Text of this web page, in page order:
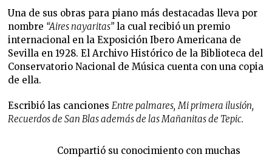
Una de sus obras para piano más destacadas lleva por
nombre “Aires nayaritas” la cual recibió un premio
internacional en la Exposición Ibero Americana de
Sevilla en 1928. El Archivo Histórico de la Biblioteca del
Conservatorio Nacional de Música cuenta con una copia
de ella.
Escribió las canciones Entre palmares, Mi primera ilusión,
Recuerdos de San Blas además de las Mañanitas de Tepic.
Compartió su conocimiento con muchas